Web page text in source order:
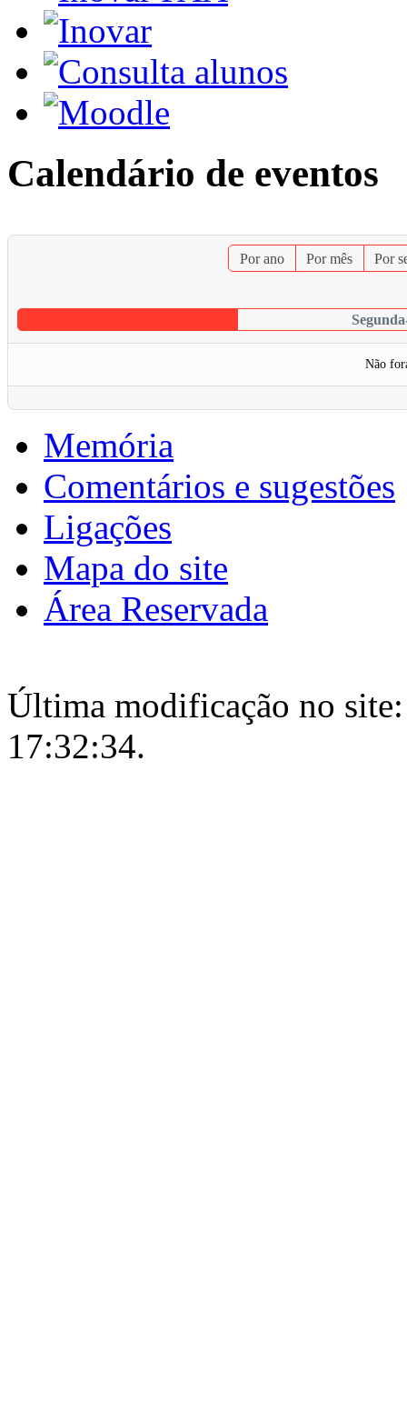
Calendário de eventos
Por ano Por mês Por
Não
Memória
Comentários e sugestões
Ligações
Mapa do site
Área Reservada
Última modificação no
17:32:34.